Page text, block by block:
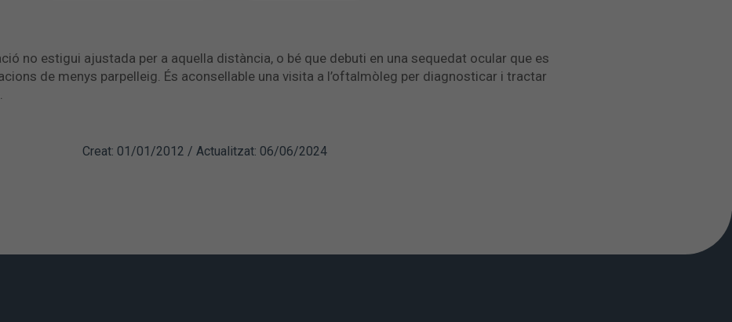
no estigui ajustada per a aquella distància, o bé que debuti en una sequedat ocular que es
de menys parpelleig. És aconsellable una visita a l’oftalmòleg per diagnosticar i tractar
Creat: 01/01/2012 / Actualitzat: 06/06/2024